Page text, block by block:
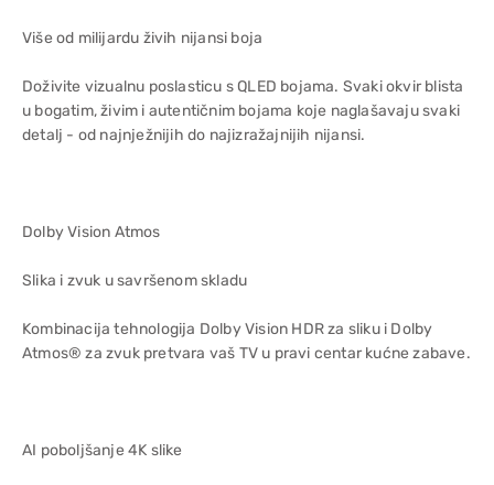
Više od milijardu živih nijansi boja
Doživite vizualnu poslasticu s QLED bojama. Svaki okvir blista
u bogatim, živim i autentičnim bojama koje naglašavaju svaki
detalj - od najnježnijih do najizražajnijih nijansi.
Dolby Vision Atmos
Slika i zvuk u savršenom skladu
Kombinacija tehnologija Dolby Vision HDR za sliku i Dolby
Atmos® za zvuk pretvara vaš TV u pravi centar kućne zabave.
AI poboljšanje 4K slike